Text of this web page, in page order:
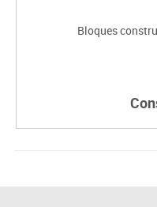
Bloques